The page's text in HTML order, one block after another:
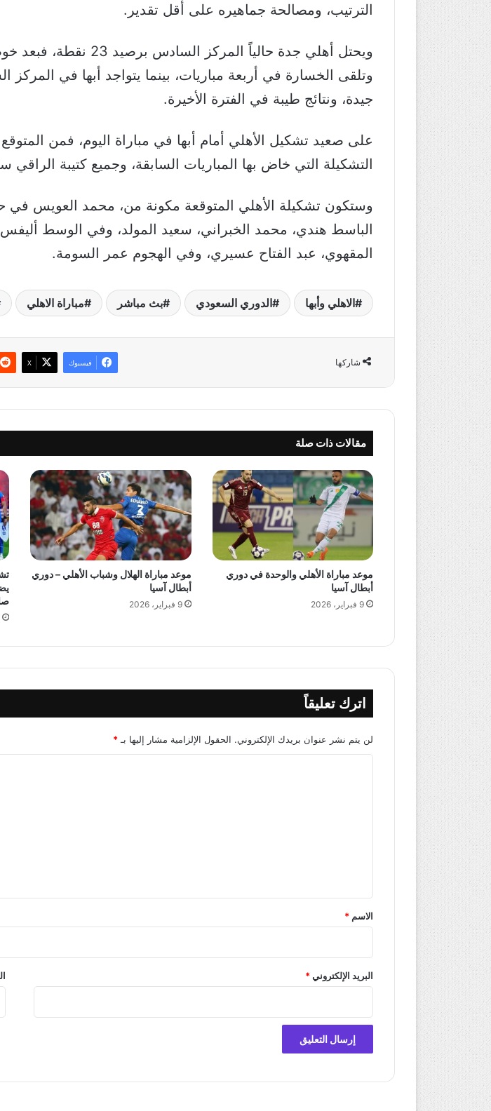
الترتيب، ومصالحة جماهيره على أقل تقدير.
جيدة، ونتائج طيبة في الفترة الأخيرة.
على صعيد تشكيل الأهلي أمام أبها في مباراة اليوم، فمن
التشكيلة التي خاض بها المباريات السابقة، وجميع كتيبة
وستكون تشكيلة الأهلي المتوقعة مكونة من، محمد العويس في
الباسط هندي، محمد الخبراني، سعيد المولد، وفي الوسط
المقهوي، عبد الفتاح عسيري، وفي الهجوم عمر السومة.
الاهلي وأبها الدوري السعودي بث مباشر مباراة الاهلي
شاركها فيسبوك ‫X
مقالات ذات صلة
موعد مباراة الأهلي والوحدة في دوري
أبطال آسيا
9 فبراير، 2026
موعد مباراة الهلال وشباب الأهلي – دوري
أبطال آسيا
9 فبراير، 2026
اترك تعليقاً
لن يتم نشر عنوان بريدك الإلكتروني. الحقول الإلزامية مشار إليها بـ *
*
الاسم *
البريد الإلكتروني*